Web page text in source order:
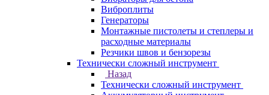
Виброплиты
Генераторы
Монтажные пистолеты и степлеры и
расходные материалы
Резчики швов и бензорезы
Технически сложный инструмент
Назад
Технически сложный инструмент